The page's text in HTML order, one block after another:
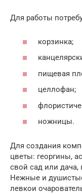
Для работы
корзинка;
пищевая
целлофан;
ножницы.
Для создания
цветы: георгины,
свой сад или дача,
Нежные и
левкои